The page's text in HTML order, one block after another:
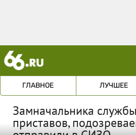
ГЛАВНОЕ ЛУЧШЕЕ
Замначальника
приставов,